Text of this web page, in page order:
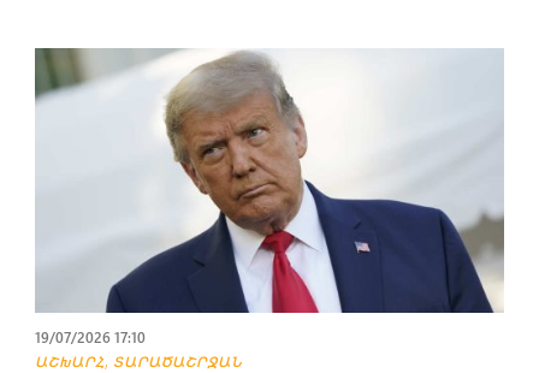
19/07/2026 17:10
ԱՇԽԱՐՀ, ՏԱՐԱԾԱՇՐՋԱՆ